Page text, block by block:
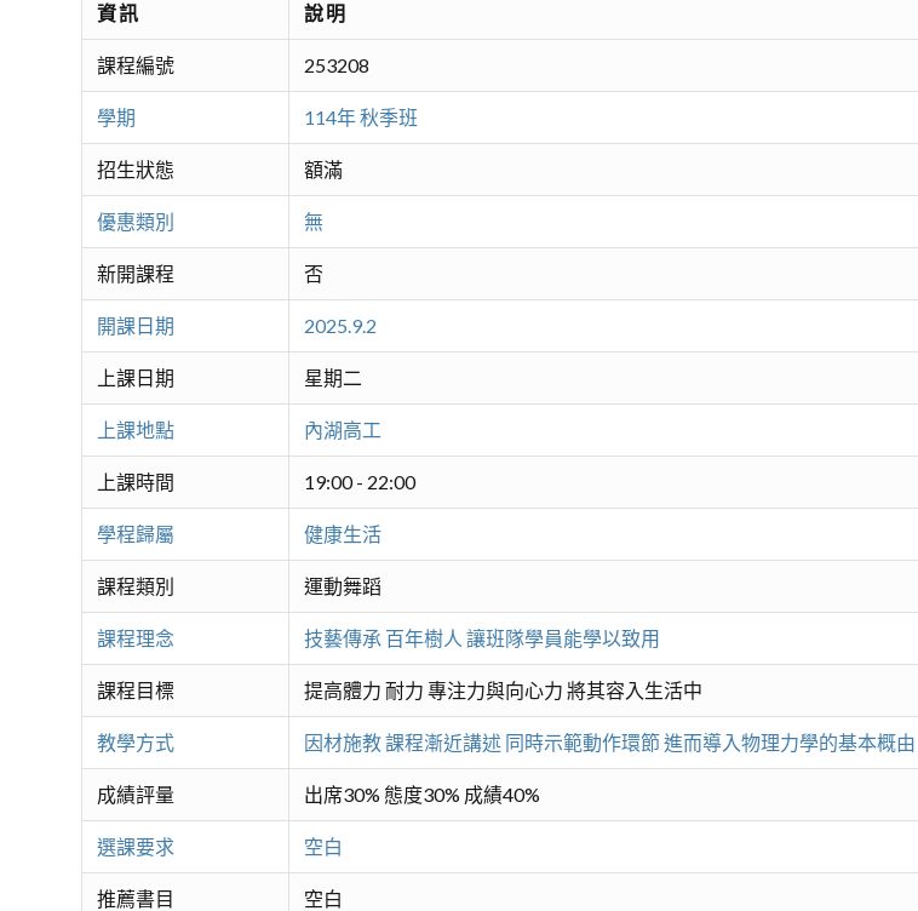
資訊 說明
課程編號 253208
學期 114年 秋季班
招生狀態 額滿
優惠類別 無
新開課程 否
開課日期 2025.9.2
上課日期 星期二
上課地點 內湖高工
上課時間 19:00 - 22:00
學程歸屬 健康生活
課程類別 運動舞蹈
課程理念 技藝傳承 百年樹人 讓班隊學員能學以致用
課程目標 提高體力 耐力 專注力與向心力 將其容入生活中
教學方式 因材施教 課程漸近講述 同時示範動作環節 進而導入物理力學的基本概由
成績評量 出席30% 態度30% 成績40%
選課要求 空白
推薦書目 空白